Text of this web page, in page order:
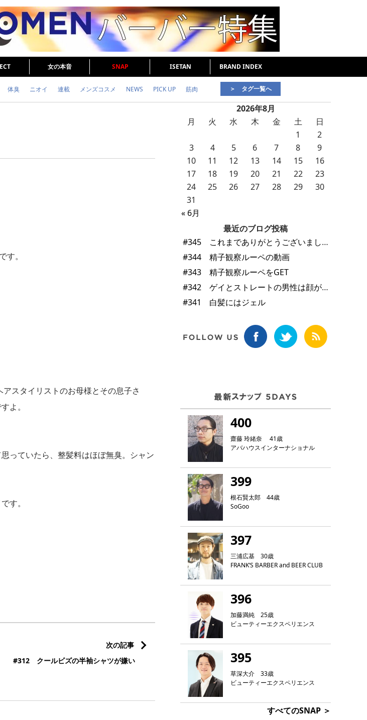
女の本音 SNAP ISETAN BRAND INDEX
体臭 ニオイ 連載 メンズコスメ NEWS PICK UP 筋肉 ＞ タグ一覧へ
。
スタイリストのお母様とその息子さ
よ。
っていたら、整髪料はほぼ無臭。シャン
す。
次の記事
#312 クールビズの半袖シャツが嫌い
2026年8月
月
火 水 木 金 土 日
« 6月
1
2
3
4 5 6 7 8
9
10
11 12 13 14 15
16
17
18 19 20 21 22
23
24
25 26 27 28 29
30
31
最近のブログ投稿
#345 これまでありがとうございました
#344 精子観察ルーペの動画
#343 精子観察ルーペをGET
#342 ゲイとストレートの男性は顔が違う
#341 白髪にはジェル
400
齋藤 玲緒奈 41歳
アバハウスインターナショナル
399
根石賢太郎 44歳
SoGoo
397
三浦広基 30歳
FRANK‘S BARBER and BEER CLUB
396
加藤満純 25歳
ビューティーエクスペリエンス
395
草深大介 33歳
ビューティーエクスペリエンス
すべてのSNAP ＞